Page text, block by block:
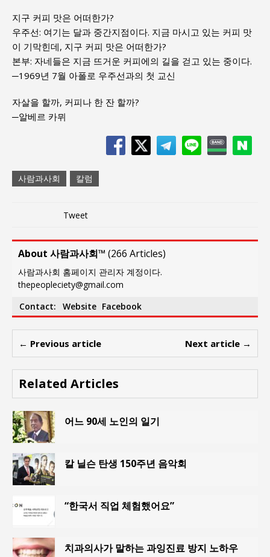
지구 커피 맛은 어떠한가?
우주선: 여기는 달과 중간지점이다. 지금 마시고 있는 커피 맛
이 기막힌데, 지구 커피 맛은 어떠한가?
본부: 자네들은 지금 뜨거운 커피에의 길을 걷고 있는 중이다.
─1969년 7월 아폴로 우주선과의 첫 교신
자살을 할까, 커피나 한 잔 할까?
─알베르 카뮈
사람과사회 칼럼
Tweet
About 사람과사회™ (266 Articles)
사람과사회 홈페이지 관리자 계정이다.
thepeopleciety@gmail.com
Contact:
Website Facebook
← Previous article Next article →
Related Articles
어느 90세 노인의 일기
칼 닐슨 탄생 150주년 음악회
“한국서 직업 체험했어요”
치과의사가 말하는 과잉진료 방지 노하우